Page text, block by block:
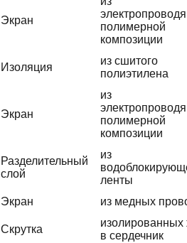
Экран
полимерной
композиции
Изоляция
из сшитого
полиэтилена
Экран
из
полимерной
композиции
Разделительный
слой
из
ленты
Экран
из медных
Скрутка
изолированных
в сердечник